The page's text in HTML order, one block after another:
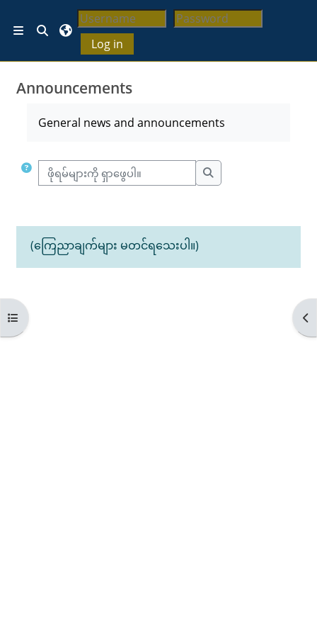
ပင်မစာမျက်နှာထိ ကျော်မည်
ဘေးဖက် panel/ ဘေးဘောင်များ
ရှာဖွေမှု စာသားရွေးချယ်ပါ
Log in
Open course index
Announcements
General news and announcements
ဖိုရမ်များကို ရှာဖွေပါ။
ဖိုရမ်များကို ရှာဖွေပါ။
(ကြေညာချက်များ မတင်ရသေးပါ။)